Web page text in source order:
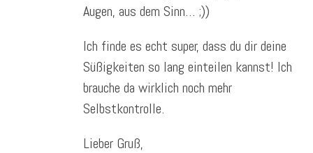
Augen, aus dem Sinn… ;))
Ich finde es echt super, dass du dir deine
Süßigkeiten so lang einteilen kannst! Ich
brauche da wirklich noch mehr
Selbstkontrolle.
Lieber Gruß,